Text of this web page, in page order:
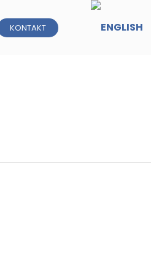
KONTAKT